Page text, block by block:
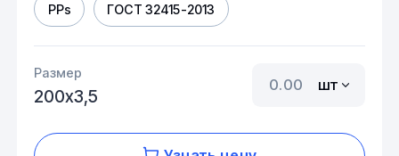
PPs ГОСТ 32415-2013
Размер
200х3,5
шт